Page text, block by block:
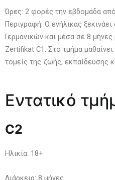
Ώρες: 2 φορές την εβδομάδα
Περιγραφή: Ο ενήλικας
Γερμανικών και μέσα σε 8
Zertifikat C1. Στο τμήμα
τομείς της ζωής, εκπαίδευσης
Εντατικό
C2
Ηλικία: 18+
Διάρκεια: 8 μήνες